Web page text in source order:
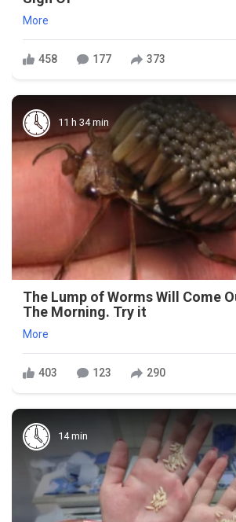
More
458 177 373
11 h 34 min
The Lump of Worms Will Come
The Morning. Try it
More
403 123 290
14 min